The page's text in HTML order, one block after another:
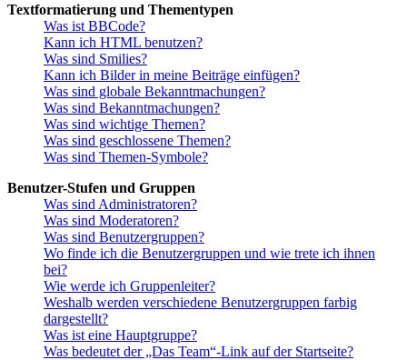
Textformatierung und Thementypen
Was ist BBCode?
Kann ich HTML benutzen?
Was sind Smilies?
Kann ich Bilder in meine Beiträge einfügen?
Was sind globale Bekanntmachungen?
Was sind Bekanntmachungen?
Was sind wichtige Themen?
Was sind geschlossene Themen?
Was sind Themen-Symbole?
Benutzer-Stufen und Gruppen
Was sind Administratoren?
Was sind Moderatoren?
Was sind Benutzergruppen?
Wo finde ich die Benutzergruppen und wie trete ich ihnen
bei?
Wie werde ich Gruppenleiter?
Weshalb werden verschiedene Benutzergruppen farbig
dargestellt?
Was ist eine Hauptgruppe?
Was bedeutet der „Das Team“-Link auf der Startseite?